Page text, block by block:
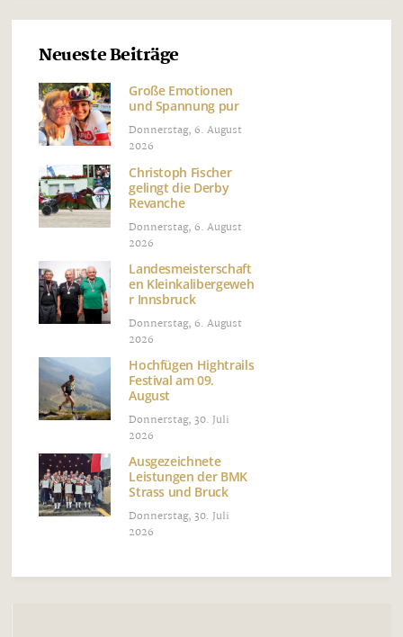
Neueste Beiträge
Große Emotionen
und Spannung pur
Donnerstag, 6. August
2026
Christoph Fischer
gelingt die Derby
Revanche
Donnerstag, 6. August
2026
Landesmeisterschaft
en Kleinkalibergeweh
r Innsbruck
Donnerstag, 6. August
2026
Hochfügen Hightrails
Festival am 09.
August
Donnerstag, 30. Juli
2026
Ausgezeichnete
Leistungen der BMK
Strass und Bruck
Donnerstag, 30. Juli
2026